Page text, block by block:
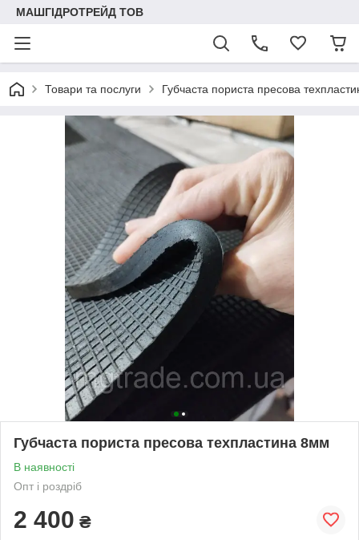
МАШГІДРОТРЕЙД ТОВ
Товари та послуги Губчаста пориста пресова
Губчаста пориста пресова техпластина 8мм
В наявності
Опт і роздріб
2 400 ₴